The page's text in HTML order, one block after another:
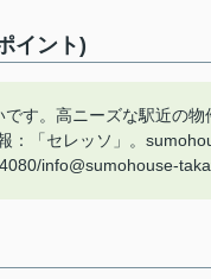
イント)
す。高ニーズな駅近の
：「セレッソ」。
info@sumohouse-